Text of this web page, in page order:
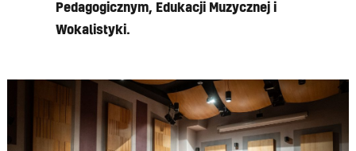
Pedagogicznym, Edukacji Muzycznej i
Wokalistyki.